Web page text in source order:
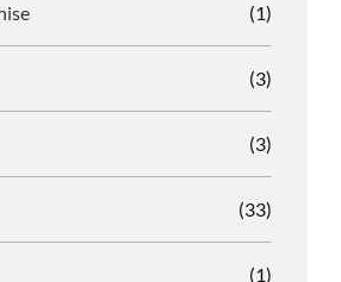
(1)
(3)
(3)
(33)
(1)